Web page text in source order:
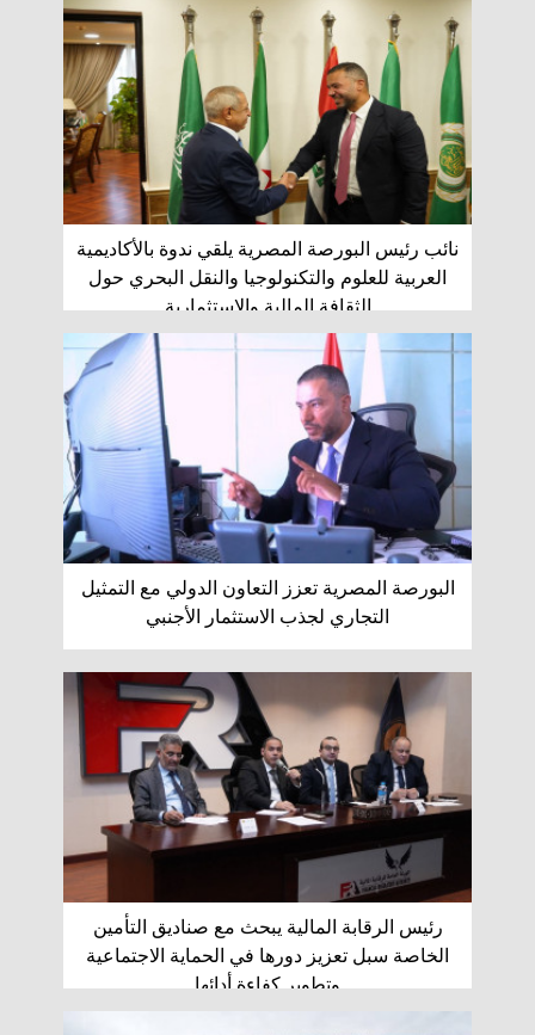
نائب رئيس البورصة المصرية يلقي ندوة بالأكاديمية
العربية للعلوم والتكنولوجيا والنقل البحري حول
الثقافة المالية والاستثمارية
البورصة المصرية تعزز التعاون الدولي مع التمثيل
التجاري لجذب الاستثمار الأجنبي
رئيس الرقابة المالية يبحث مع صناديق التأمين
الخاصة سبل تعزيز دورها في الحماية الاجتماعية
وتطوير كفاءة أدائها